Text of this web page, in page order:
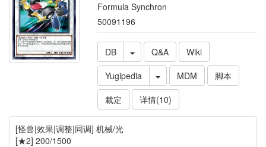
Formula Synchron
50091196
DB Q&A
Wiki
Yugipedia
MDM
脚本
裁定
详情(10)
[怪兽|效果|调整|同调] 机械/光
[★2] 200/1500